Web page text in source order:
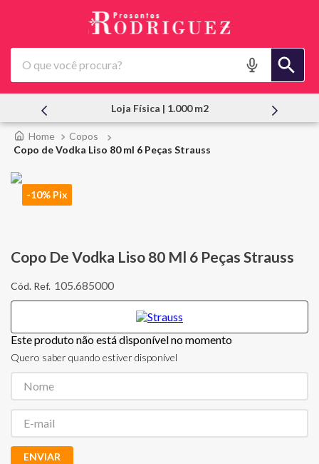
O que você procura?
Atendimento Pessoal
Copos
Copo de Vodka Liso 80 ml 6 Peças Strauss
-10% Pix
Copo De Vodka Liso 80 Ml 6 Peças Strauss
105.685000
Este produto não está disponível no momento
Quero saber quando estiver disponível
ENVIAR